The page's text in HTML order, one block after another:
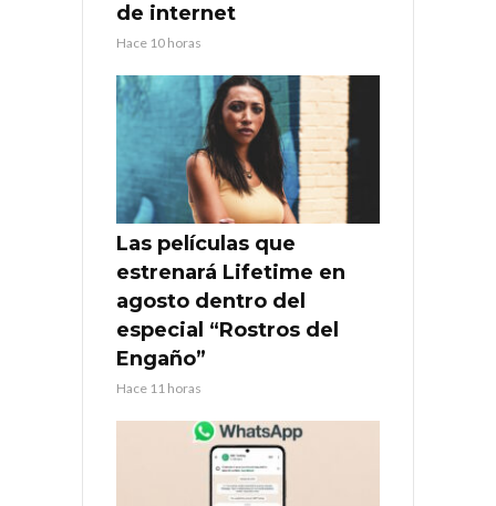
de internet
Hace 10 horas
Las películas que
estrenará Lifetime en
agosto dentro del
especial “Rostros del
Engaño”
Hace 11 horas